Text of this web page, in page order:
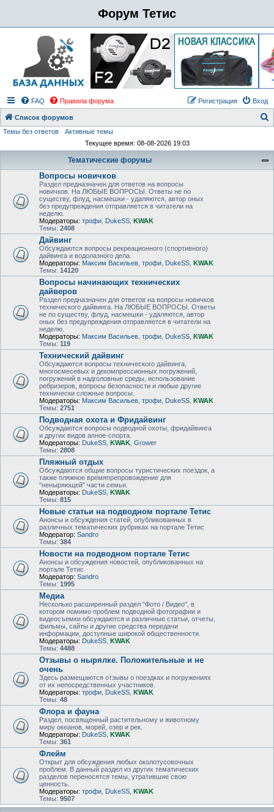
Форум Тетис
FAQ Правила форума Вход
Регистрация
Список форумов
Темы без ответов
Активные темы
Текущее время: 08-08-2026 19:03
Тематические форумы
Вопросы новичков
Раздел предназначен для ответов на вопросы
новичков. На ЛЮБЫЕ ВОПРОСЫ. Ответы не по
существу, флуд, насмешки - удаляются, автор оных
без предупреждения отправляется в читатели на
неделю.
Модераторы: трофи DukeSS KWAK
Темы: 2408
Дайвинг
Обсуждаются вопросы рекреационного (спортивного)
дайвинга и водолазного дела.
Модераторы: Максим Васильев трофи DukeSS KWAK
Темы: 14120
Вопросы начинающих технических
дайверов
Раздел предназначен для ответов на вопросы новичков
технического дайвинга. На ЛЮБЫЕ ВОПРОСЫ. Ответы
не по существу, флуд, насмешки - удаляются, автор
оных без предупреждения отправляется в читатели на
неделю.
Модераторы: Максим Васильев трофи DukeSS KWAK
Темы: 119
Технический дайвинг
Обсуждаются вопросы технического дайвинга,
многосмесевых и декомпрессионных погружений,
погружений в надголовные среды, использование
ребризеров, вопросы безопасности и любые другие
технически сложные вопросы.
Модераторы: Максим Васильев трофи DukeSS KWAK
Темы: 2751
Подводная охота и Фридайвинг
Обсуждаются вопросы подводной охоты, фридайвинга
и других видов апное-спорта.
Модераторы: DukeSS KWAK Grower
Темы: 2808
Пляжный отдых
Обсуждаются общие вопросы туристических поездок, а
также пляжное времяпрепровождение для
"неныряющей" части семьи.
Модераторы: DukeSS KWAK
Темы: 815
Новые статьи на подводном портале Тетис
Анонсы и обсуждения статей, опубликованных в
различных тематических рубриках на портале Тетис
Модератор: Sandro
Темы: 384
Новости на подводном портале Тетис
Анонсы и обсуждения новостей, опубликованных на
портале Тетис
Модератор: Sandro
Темы: 1995
Медиа
Несколько расширенный раздел "Фото / Видео", в
котором помимо проблем подводной фотографии и
видеосъемки обсуждаются и различные статьи, отчеты,
фильмы, сайты и другие средства передачи
информации, доступные широкой общественности.
Модераторы: DukeSS KWAK
Темы: 4488
Отзывы о нырялке. Положительные и не
очень
Здесь размещаются отзывы о поездках и погружениях
от их непосредственных участников.
Модераторы: трофи DukeSS KWAK
Темы: 48
Флора и фауна
Раздел, посвященный растительному и животному
миру океанов, морей, озер и рек.
Модераторы: DukeSS KWAK
Темы: 361
Флейм
Открыт для обсуждения любых околотусовочных
проблем. В данный раздел из других тематических
разделов переносятся темы, утратившие свою
ценность.
Модераторы: трофи DukeSS KWAK
Темы: 9507